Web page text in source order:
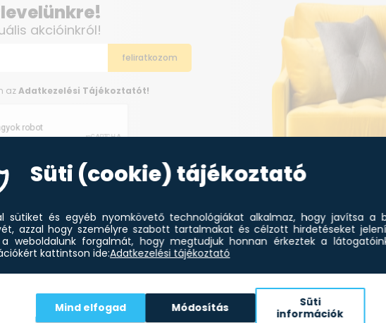
akcióinkról!
azAdatkezelési Tájékoztatót!
lakberendezés
otthonába
Süti (cookie) tájékoztató
sütiket és egyéb nyomkövető technológiákat alkalmaz, hogy javítsa a
azzal hogy személyre szabott tartalmakat és célzott hirdetéseket
weboldalunk forgalmát, hogy megtudjuk honnan érkeztek a
kattintson ide:Adatkezelési tájékoztató
Mind elfogad Módosítás
Süti
információk